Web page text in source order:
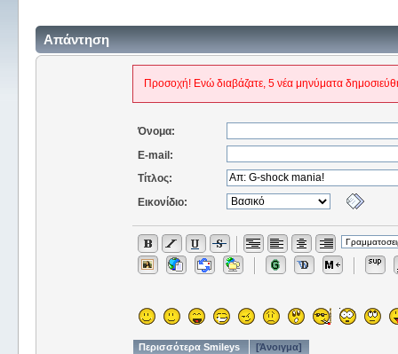
Απάντηση
Προσοχή! Ενώ διαβάζατε, 5 νέα μηνύματα
Όνομα:
E-mail:
Τίτλος:
Εικονίδιο:
Περισσότερα Smileys [Άνοιγμα]